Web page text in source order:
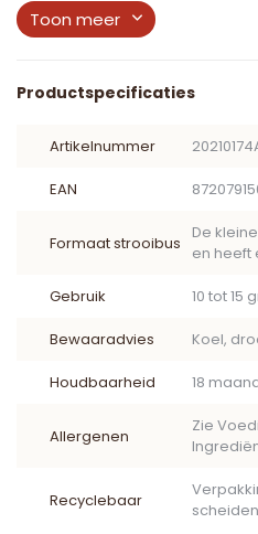
Toon meer
Productspecificaties
Artikelnummer
EAN
Formaat strooibus
De
en heeft
Gebruik 10 tot 15
Bewaaradvies Koel,
Houdbaarheid 18
Allergenen
Zie
Recyclebaar